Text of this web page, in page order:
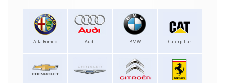
Alfa Romeo Audi BMW Caterpillar